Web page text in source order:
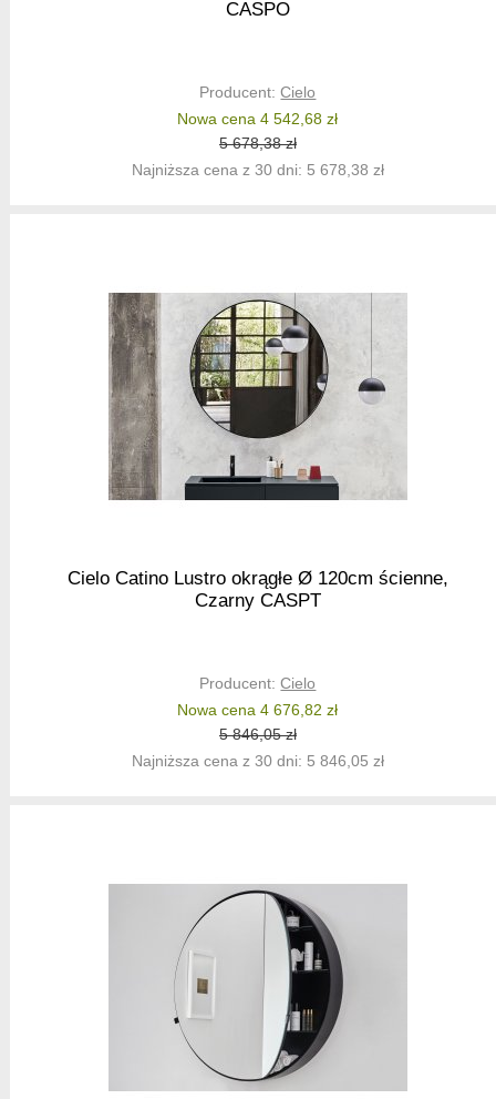
CASPO
Producent:Cielo
Nowa cena 4 542,68 zł
5 678,38 zł
Najniższa cena z 30 dni: 5 678,38 zł
Cielo Catino Lustro okrągłe Ø 120cm ścienne,
Czarny CASPT
Producent:Cielo
Nowa cena 4 676,82 zł
5 846,05 zł
Najniższa cena z 30 dni: 5 846,05 zł